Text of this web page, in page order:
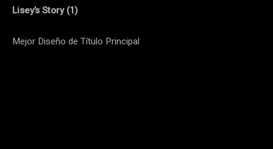
Lisey’s Story (1)
Mejor Diseño de Título Principal